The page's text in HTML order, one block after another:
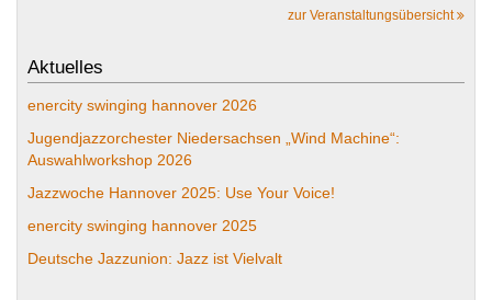
zur Veranstaltungsübersicht
Aktuelles
enercity swinging hannover 2026
Jugendjazzorchester Niedersachsen „Wind Machine“:
Auswahlworkshop 2026
Jazzwoche Hannover 2025: Use Your Voice!
enercity swinging hannover 2025
Deutsche Jazzunion: Jazz ist Vielvalt